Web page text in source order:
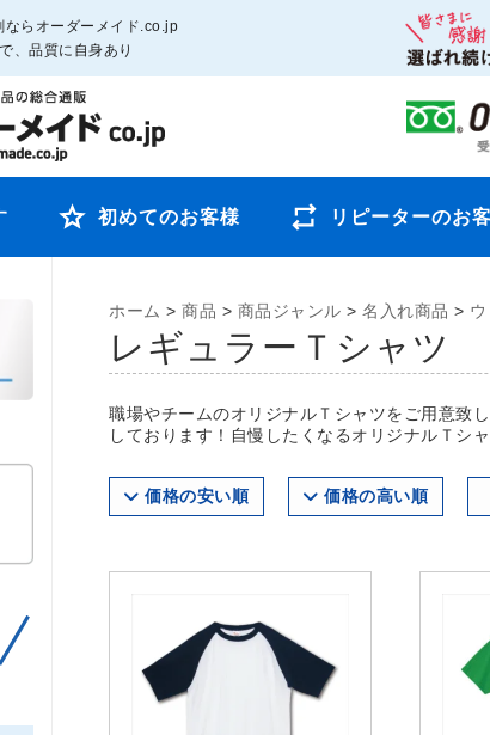
らオーダーメイド.co.jp
、品質に自身あり
初めてのお客様 リピーターのお
ホーム > 商品 > 商品ジャンル > 名入れ商品 >
レギュラーＴシャツ
職場やチームのオリジナルＴシャツをご用意致
しております！自慢したくなるオリジナルＴシ
価格の安い順 価格の高い順